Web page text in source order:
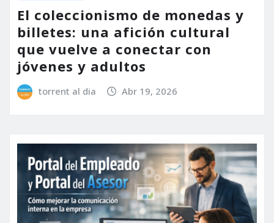
El coleccionismo de monedas y
billetes: una afición cultural
que vuelve a conectar con
jóvenes y adultos
torrent al dia Abr 19, 2026